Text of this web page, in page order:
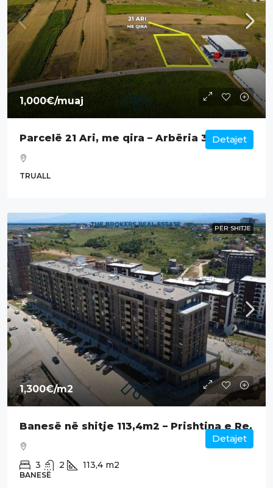
1,000€/muaj
Parcelë 21 Ari, me qira – Arbëria 3.
TRUALL
Detajet
PËR SHITJE
1,300€/m2
Banesë në shitje 113,4m2 – Prishtina e Re.
3 2 113,4 m2
BANESË
Detajet